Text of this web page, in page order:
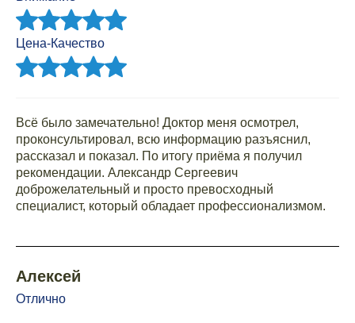
Цена-Качество
Всё было замечательно! Доктор меня осмотрел,
проконсультировал, всю информацию разъяснил,
рассказал и показал. По итогу приёма я получил
рекомендации. Александр Сергеевич
доброжелательный и просто превосходный
специалист, который обладает профессионализмом.
Алексей
Отлично